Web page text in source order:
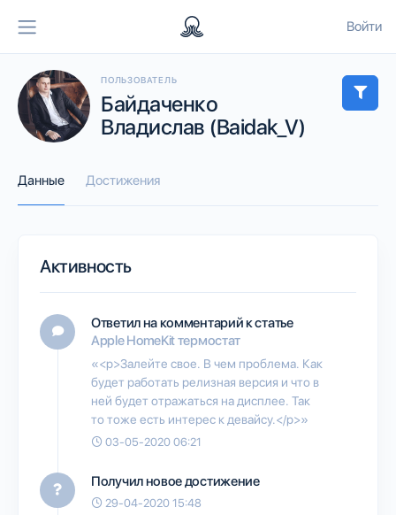
Войти
ПОЛЬЗОВАТЕЛЬ
Байдаченко
Владислав (Baidak_V)
Данные Достижения
Активность
Ответил на комментарий к статье
Apple HomeKit термостат
«<p>Залейте свое. В чем проблема. Как
будет работать релизная версия и что в
ней будет отражаться на дисплее. Так
то тоже есть интерес к девайсу.</p>»
03-05-2020 06:21
Получил новое достижение
29-04-2020 15:48